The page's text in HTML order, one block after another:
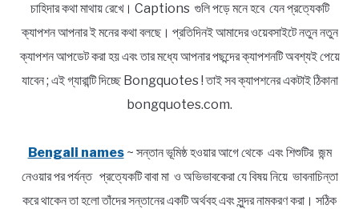
চাহিদার কথা মাথায় রেখে। Captions গুলি পড়ে মনে হবে যেন প্রত্যেকটি
ক্যাপশন আপনার ই মনের কথা বলছে। প্রতিদিনই আমাদের ওয়েবসাইটে নতুন নতুন
ক্যাপশন আপডেট করা হয় এবং তার মধ্যে আপনার পছন্দের ক্যাপশনটি অবশ্যই পেয়ে
যাবেন ; এই গ্যারান্টি দিচ্ছে Bongquotes ! তাই সব ক্যাপশনের একটাই ঠিকানা
bongquotes.com.
Bengali names~ সন্তান ভূমিষ্ঠ হওয়ার আগে থেকে এবং শিশুটির জন্ম
নেওয়ার পর পর্যন্ত প্রত্যেকটি বাবা মা ও অভিভাবকেরা যে বিষয় নিয়ে ভাবনাচিন্তা
করে থাকেন তা হলো তাঁদের সন্তানের একটি অর্থবহ এবং সুন্দর নামকরণ করা। সঠিক